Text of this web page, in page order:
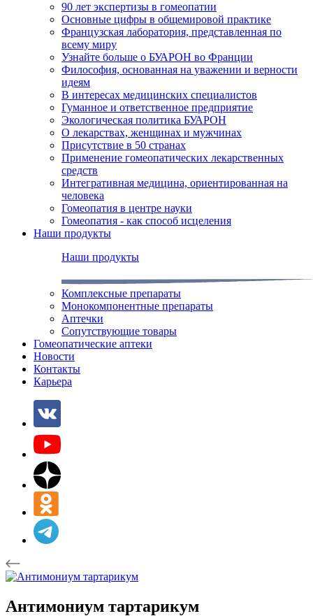
90 лет экспертизы в гомеопатии
Основные цифры в общемировой практике
Французская лаборатория, представленная по
всему миру
Узнайте больше о БУАРОН во Франции
Философия, основанная на уважении и верности
идеям
В интересах медицинских специалистов
Гуманное и ответственное предприятие
Экологическая политика БУАРОН
О лекарствах, женщинах и мужчинах
Присутствие в 50 странах
Применение гомеопатических лекарственных
средств
Интегративная медицина, ориентированная на
человека
Гомеопатия в центре науки
Гомеопатия - как способ исцеления
Наши продукты
Наши продукты
Комплексные препараты
Монокомпонентные препараты
Аптечки
Сопутствующие товары
Гомеопатические аптеки
Новости
Контакты
Карьера
Антимониум тартарикум